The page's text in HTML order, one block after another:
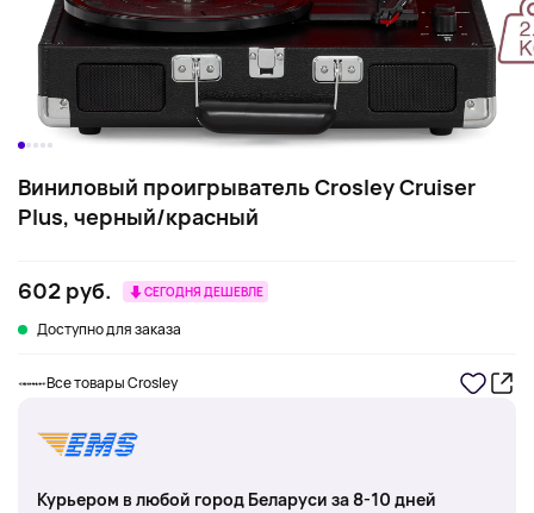
Виниловый проигрыватель Crosley Cruiser
Plus, черный/красный
602 руб. СЕГОДНЯ ДЕШЕВЛЕ
Доступно для заказа
Все товары Crosley
Курьером в любой город Беларуси за 8-10 дней